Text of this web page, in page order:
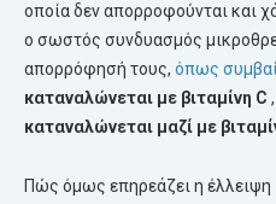
οποία δεν απορροφούνται και
ο σωστός συνδυασμός
απορρόφησή τους, όπως
καταναλώνεται με βιταμίνη C
καταναλώνεται μαζί με
Πώς όμως επηρεάζει η έλλειψη